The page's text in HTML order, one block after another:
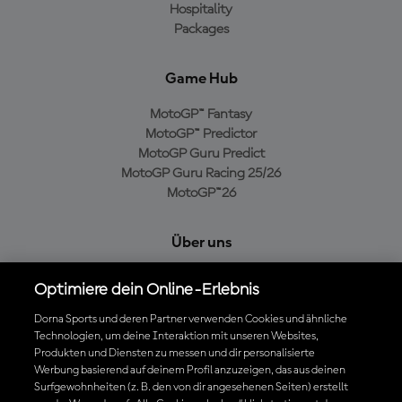
Hospitality
Packages
Game Hub
MotoGP™ Fantasy
MotoGP™ Predictor
MotoGP Guru Predict
MotoGP Guru Racing 25/26
MotoGP™26
Über uns
Cookie-Richtlinien
Geschäftsbedingungen
Datenschutzrichtlinien
Kaufrichtlinie
Optimiere dein Online-Erlebnis
Dorna Sports und deren Partner verwenden Cookies und ähnliche
Technologien, um deine Interaktion mit unseren Websites,
Produkten und Diensten zu messen und dir personalisierte
Werbung basierend auf deinem Profil anzuzeigen, das aus deinen
Surfgewohnheiten (z. B. den von dir angesehenen Seiten) erstellt